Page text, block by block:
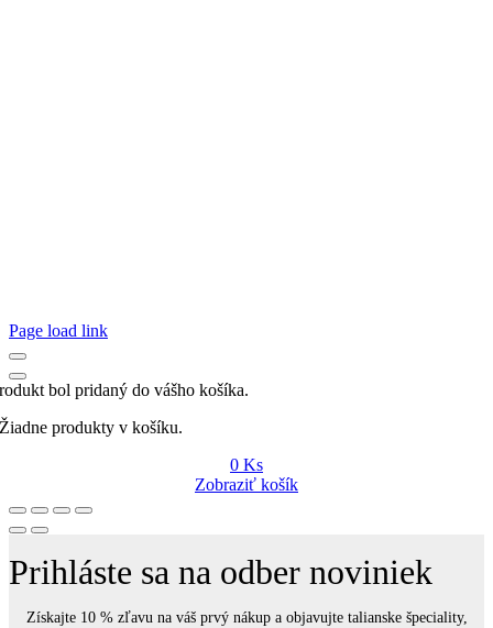
Page load link
bol pridaný do vášho košíka.
Žiadne produkty v košíku.
0 Ks
Zobraziť košík
Prihláste sa na odber noviniek
Získajte 10 % zľavu na váš prvý nákup a objavujte talianske špeciality,